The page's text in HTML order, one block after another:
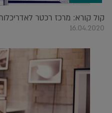
קול קורא: מרכז רכטר
16.04.2020